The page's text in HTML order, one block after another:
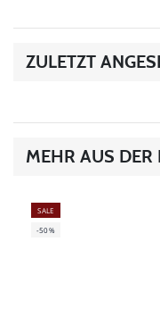
ZULETZT
MEHR AUS DER
SALE
-50%